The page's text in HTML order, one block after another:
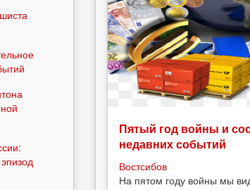
Пятый год войны и
недавних событий
Востсибов
На пятом году войны мы